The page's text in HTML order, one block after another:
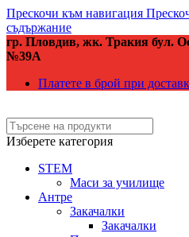
Прескочи към навигация
съдържание
гр. Пловдив, жк. Тракия бул.
№39А
Платете в брой при
Изберете категория
STEM
Маси за училище
Антре
Закачалки
Закачалки